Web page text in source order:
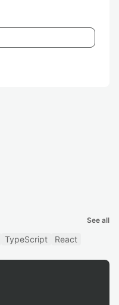
See all
TypeScript React